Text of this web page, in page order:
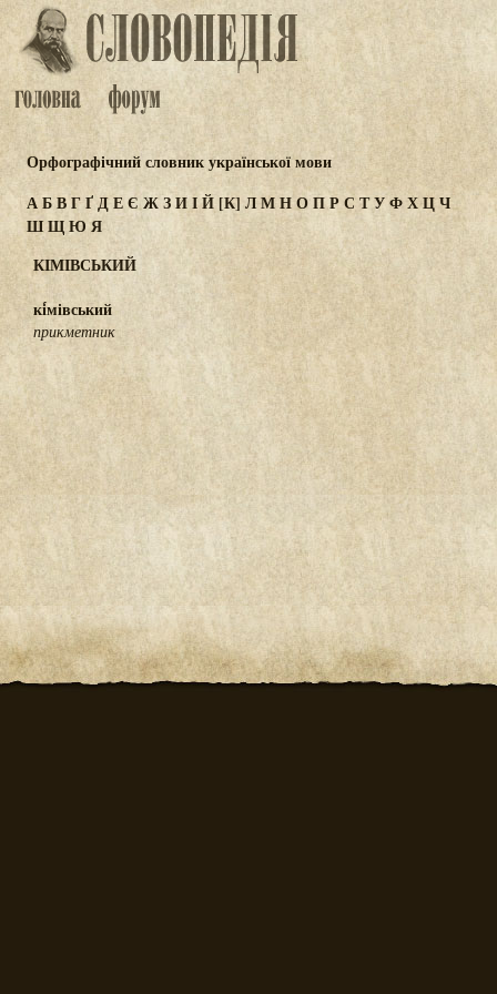
Орфографічний словник української мови
АБВГҐДЕЄ ЖЗИІЙ [К] ЛМНОПР СТУФХЦЧ
ШЩЮЯ
КІМІВСЬКИЙ
кі́мівський
прикметник